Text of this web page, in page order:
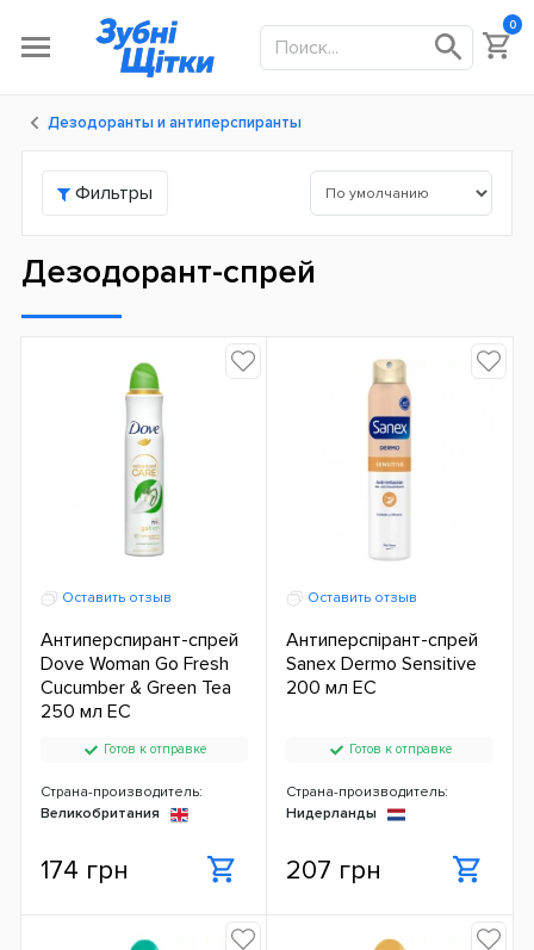
0
Дезодоранты и антиперспиранты
Фильтры
Дезодорант-спрей
Оставить отзыв
Антиперспирант-спрей
Dove Woman Go Fresh
Cucumber & Green Tea
250 мл ЕС
Готов к отправке
Страна-производитель:
Великобритания
174 грн
Оставить отзыв
Антиперспірант-спрей
Sanex Dermo Sensitive
200 мл ЕС
Готов к отправке
Страна-производитель:
Нидерланды
207 грн